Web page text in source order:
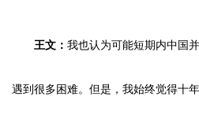
王文： 我也认为可能短期内中国
遇到很多困难。但是，我始终觉得十